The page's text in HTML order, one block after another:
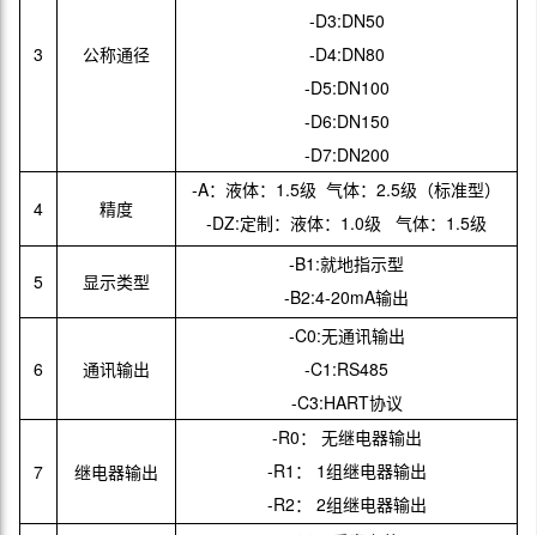
3 公称通径
-D3:DN50
-D4:DN80
-D5:DN100
-D6:DN150
-D7:DN200
4 精度
-A：液体：1.5级 气体：2.5级（标准型）
-DZ:定制：液体：1.0级 气体：1.5级
5 显示类型
-B1:就地指示型
-B2:4-20mA输出
6 通讯输出
-C0:无通讯输出
-C1:RS485
-C3:HART协议
7 继电器输出
-R0： 无继电器输出
-R1： 1组继电器输出
-R2： 2组继电器输出